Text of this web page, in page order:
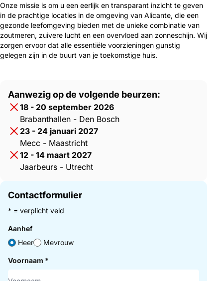
Onze missie is om u een eerlijk en transparant inzicht te geven
in de prachtige locaties in de omgeving van Alicante, die een
gezonde leefomgeving bieden met de unieke combinatie van
zoutmeren, zuivere lucht en een overvloed aan zonneschijn. Wij
zorgen ervoor dat alle essentiële voorzieningen gunstig
gelegen zijn in de buurt van je toekomstige huis.
Aanwezig op de volgende beurzen:
18 - 20 september 2026
Brabanthallen - Den Bosch
23 - 24 januari 2027
Mecc - Maastricht
12 - 14 maart 2027
Jaarbeurs - Utrecht
Contactformulier
* = verplicht veld
Aanhef
Heer
Mevrouw
Voornaam *